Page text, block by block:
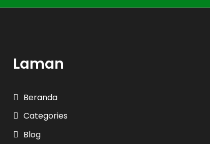
Laman
Beranda
Categories
Blog